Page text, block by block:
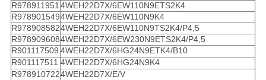
R9789119514WEH22D7X/6EW110N9ETS2K4
R9789015494WEH22D7X/6EW110N9K4
R9789085824WEH22D7X/6EW110N9TS2K4/P4,5
R9789096084WEH22D7X/6EW230N9ETS2K4/P4,5
R901117509 4WEH22D7X/6HG24N9ETK4/B10
R901117511 4WEH22D7X/6HG24N9K4
R9789107224WEH22D7X/E/V